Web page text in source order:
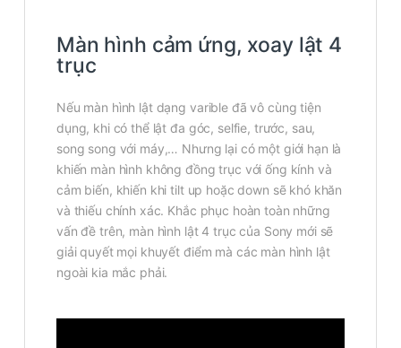
Màn hình cảm ứng, xoay lật 4
trục
Nếu màn hình lật dạng varible đã vô cùng tiện
dụng, khi có thể lật đa góc, selfie, trước, sau,
song song với máy,… Nhưng lại có một giới hạn là
khiến màn hình không đồng trục với ống kính và
cảm biến, khiến khi tilt up hoặc down sẽ khó khăn
và thiếu chính xác. Khắc phục hoàn toàn những
vấn đề trên, màn hình lật 4 trục của Sony mới sẽ
giải quyết mọi khuyết điểm mà các màn hình lật
ngoài kia mắc phải.